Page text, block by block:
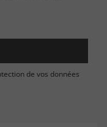
de vos données